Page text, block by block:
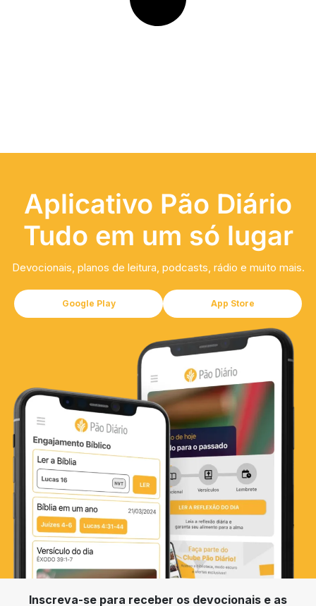
Aplicativo Pão Diário
Tudo em um só lugar
Devocionais, planos de leitura, podcasts, rádio e muito mais.
Google Play App Store
Inscreva-se para receber os devocionais e as